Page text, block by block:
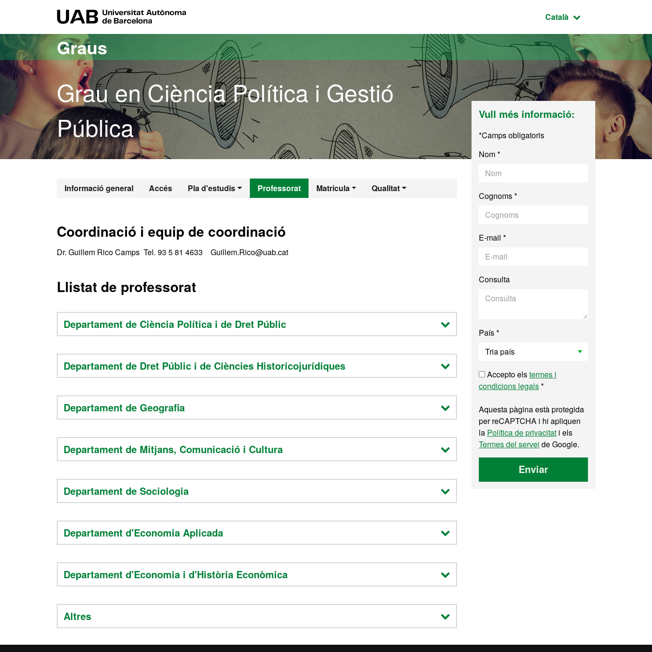
Idioma seleccionat:
Català
Graus
Grau en Ciència Política i Gestió
Pública
Informació general Accés Pla d'estudis Professorat Matrícula Qualitat
Grau en Ciència Política i Gestió Pública
Coordinació i equip de coordinació
Dr. Guillem Rico Camps Tel. 93 5 81 4633 Guillem.Rico@uab.cat
Llistat de professorat
Departament de Ciència Política i de Dret Públic
Departament de Dret Públic i de Ciències Historicojurídiques
Departament de Geografia
Departament de Mitjans, Comunicació i Cultura
Departament de Sociologia
Departament d'Economia Aplicada
Departament d'Economia i d'Història Econòmica
Altres
Vull més informació:
*Camps obligatoris
Nom *
Cognoms *
E-mail *
Consulta
País *
Accepto elstermes i
condicions legals*
Aquesta pàgina està protegida
per reCAPTCHA i hi apliquen
la Política de privacitat i els
Termes del servei de Google.
Enviar